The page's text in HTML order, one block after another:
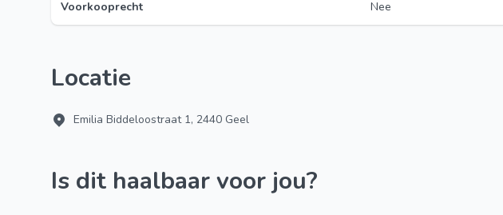
Voorkooprecht
Nee
Locatie
Emilia Biddeloostraat 1, 2440 Geel
Is dit haalbaar voor jou?